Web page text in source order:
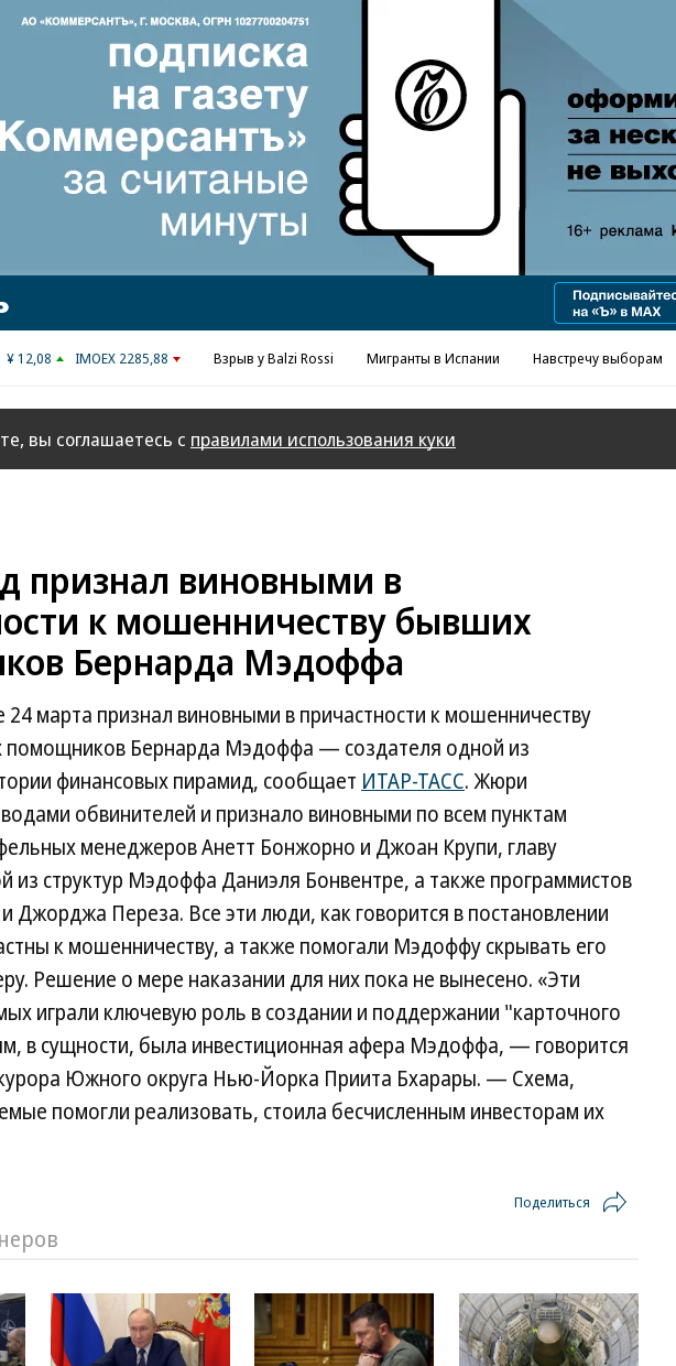
Реклама в «Ъ» www.kommersant.ru/ad
¥ 12,08 IMOEX 2285,88 Взрыв у Balzi Rossi Мигранты в Испании Навстречу выборам
вы соглашаетесь с правилами использования куки
признал виновными в
к мошенничеству бывших
Бернарда Мэдоффа
марта признал виновными в причастности к мошенничеству
помощников Бернарда Мэдоффа — создателя одной из
финансовых пирамид, сообщает ИТАР-ТАСС. Жюри
обвинителей и признало виновными по всем пунктам
менеджеров Анетт Бонжорно и Джоан Крупи, главу
из структур Мэдоффа Даниэля Бонвентре, а также программистов
Джорджа Переза. Все эти люди, как говорится в постановлении
к мошенничеству, а также помогали Мэдоффу скрывать его
Решение о мере наказании для них пока не вынесено. «Эти
играли ключевую роль в создании и поддержании "карточного
в сущности, была инвестиционная афера Мэдоффа, — говорится
Южного округа Нью-Йорка Приита Бхарары. — Схема,
помогли реализовать, стоила бесчисленным инвесторам их
Поделиться